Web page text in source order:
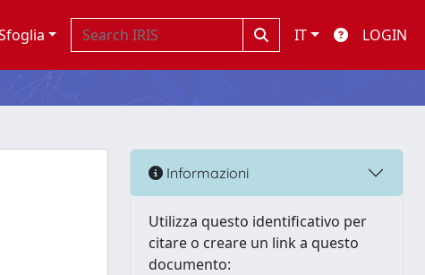
IT LOGIN
Informazioni
Utilizza questo identificativo per
citare o creare un link a questo
documento: